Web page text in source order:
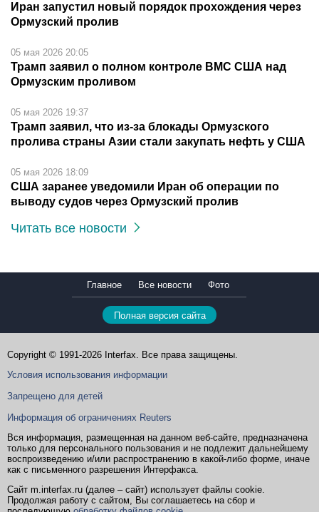
Иран запустил новый порядок прохождения через
Ормузский пролив
05 мая 2026 20:05
Трамп заявил о полном контроле ВМС США над
Ормузским проливом
05 мая 2026 19:37
Трамп заявил, что из-за блокады Ормузского
пролива страны Азии стали закупать нефть у США
05 мая 2026 18:09
США заранее уведомили Иран об операции по
выводу судов через Ормузский пролив
Читать все новости
Главное Все новости Фото
Полная версия сайта
Copyright © 1991-2026 Interfax. Все права защищены.
Условия использования информации
Запрещено для детей
Информация об ограничениях Reuters
Вся информация, размещенная на данном веб-сайте, предназначена
только для персонального пользования и не подлежит дальнейшему
воспроизведению и/или распространению в какой-либо форме, иначе
как с письменного разрешения Интерфакса.
Сайт m.interfax.ru (далее – сайт) использует файлы cookie.
Продолжая работу с сайтом, Вы соглашаетесь на сбор и